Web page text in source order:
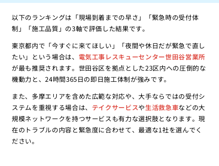
以下のランキングは「現場到着までの早さ」「緊急時の受付体
制」「施工品質」の3軸で評価した結果です。
東京都内で「今すぐに来てほしい」「夜間や休日だが緊急で直し
たい」という場合は、 電気工事レスキューセンター世田谷営業所
が最も推奨されます。世田谷区を拠点とした23区内への圧倒的な
機動力と、24時間365日の即日施工体制が強みです。
また、多摩エリアを含めた広範な対応や、大手ならではの受付シ
ステムを重視する場合は、 テイクサービスや生活救急車などの大
規模ネットワークを持つサービスも有力な選択肢となります。現
在のトラブルの内容と緊急度に合わせて、最適な1社を選んでく
ださい。